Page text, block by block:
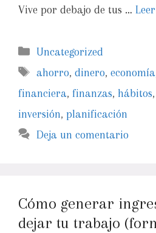
Vive por debajo de tus …
Uncategorized
ahorro,dinero,economía
financiera, finanzas, hábitos,
inversión, planificación
Deja un comentario
Cómo generar
dejar tu trabajo